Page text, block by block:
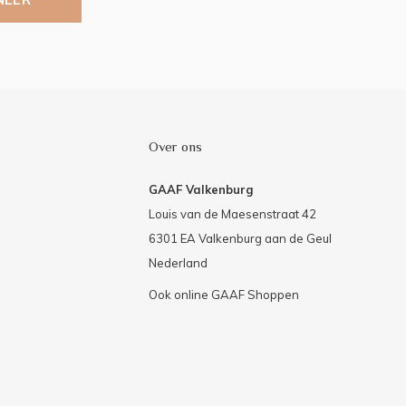
Over ons
GAAF Valkenburg
Louis van de Maesenstraat 42
6301 EA Valkenburg aan de Geul
Nederland
Ook online GAAF Shoppen